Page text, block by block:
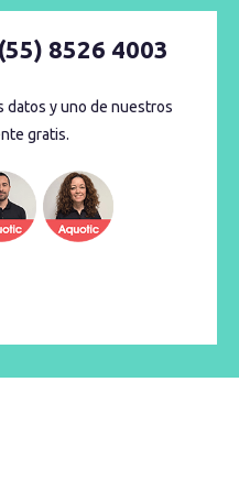
8526 4003
datos y uno de nuestros
gratis.